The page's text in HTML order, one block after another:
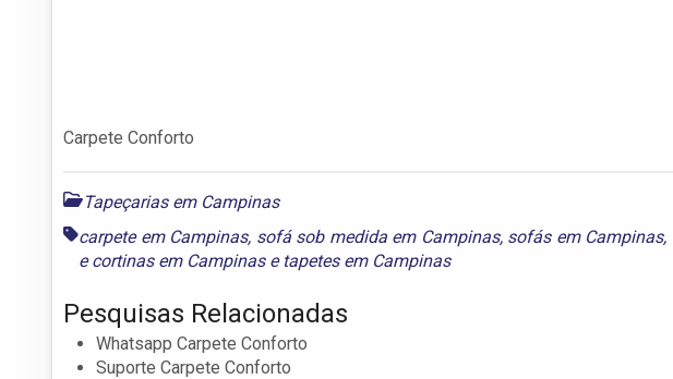
Carpete Conforto
Tapeçarias em Campinas
carpete em Campinas, sofá sob medida em Campinas, sofás em Campinas,
e cortinas em Campinase tapetes em Campinas
Pesquisas Relacionadas
Whatsapp Carpete Conforto
Suporte Carpete Conforto